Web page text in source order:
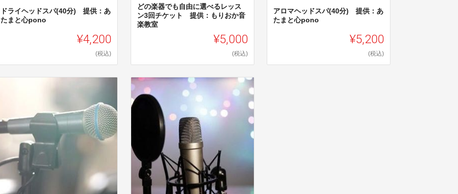
ドライヘッドスパ(40分) 提供：あ
たまと心pono
¥4,200
(税込)
どの楽器でも自由に選べるレッス
ン3回チケット 提供：もりおか音
楽教室
¥5,000
(税込)
アロマヘッドスパ(40分) 提供：あ
たまと心pono
¥5,200
(税込)